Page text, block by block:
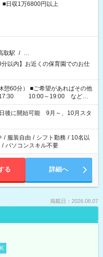
日収1万6800円以上
取駅 / …
分以内】お近くの保育園でのお仕
があればその他
17:30 10:00～19:00 など
「余裕を持って夕飯の準備がし
ない」 など、ご希望があれば教
仕事の勤務時間。 合計で週40時
ん
後に開始可能 9月～、10月スタ
/ 服装自由 / シフト勤務 / 10名以
/ パソコンスキル不要
る 詳細へ
掲載日：2026.08.07